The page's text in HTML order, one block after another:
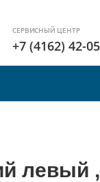
СЕРВИСНЫЙ ЦЕНТР
+7 (4162) 42-
левый ,